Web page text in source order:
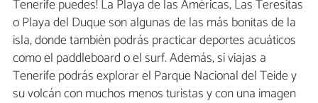
Tenerife puedes! La Playa de las Américas, Las Teresitas
o Playa del Duque son algunas de las más bonitas de la
isla, donde también podrás practicar deportes acuáticos
como el paddleboard o el surf. Además, si viajas a
Tenerife podrás explorar el Parque Nacional del Teide y
su volcán con muchos menos turistas y con una imagen